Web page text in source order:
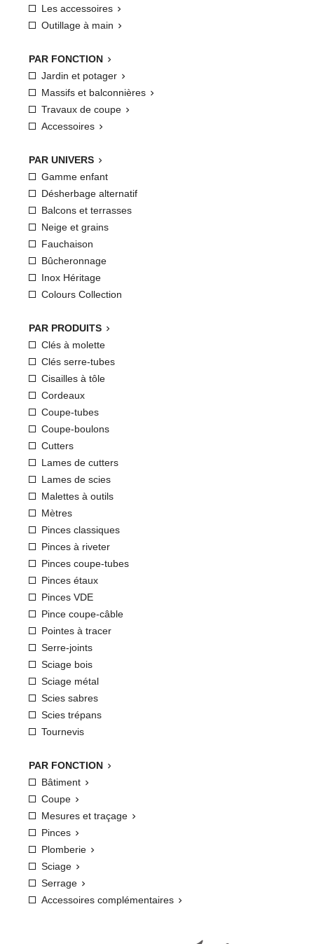
Les accessoires 
Outillage à main 
PAR FONCTION 
Jardin et potager 
Massifs et balconnières 
Travaux de coupe 
Accessoires 
PAR UNIVERS 
Gamme enfant
Désherbage alternatif
Balcons et terrasses
Neige et grains
Fauchaison
Bûcheronnage
Inox Héritage
Colours Collection
PAR PRODUITS 
Clés à molette
Clés serre-tubes
Cisailles à tôle
Cordeaux
Coupe-tubes
Coupe-boulons
Cutters
Lames de cutters
Lames de scies
Malettes à outils
Mètres
Pinces classiques
Pinces à riveter
Pinces coupe-tubes
Pinces étaux
Pinces VDE
Pince coupe-câble
Pointes à tracer
Serre-joints
Sciage bois
Sciage métal
Scies sabres
Scies trépans
Tournevis
PAR FONCTION 
Bâtiment 
Coupe 
Mesures et traçage 
Pinces 
Plomberie 
Sciage 
Serrage 
Accessoires complémentaires 